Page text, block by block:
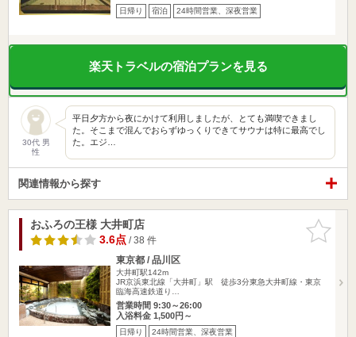
日帰り 宿泊 24時間営業、深夜営業
楽天トラベルの宿泊プランを見る
30代 男
性
平日夕方から夜にかけて利用しましたが、とても満喫できまし
た。そこまで混んでおらずゆっくりできてサウナは特に最高でし
た。エジ…
関連情報から探す
お気に入
りに追加
おふろの王様 大井町店
3.6点/ 38 件
東京都 / 品川区
大井町駅142m
JR京浜東北線「大井町」駅 徒歩3分東急大井町線・東京
臨海高速鉄道り…
営業時間 9:30～26:00
入浴料金 1,500円～
日帰り 24時間営業、深夜営業